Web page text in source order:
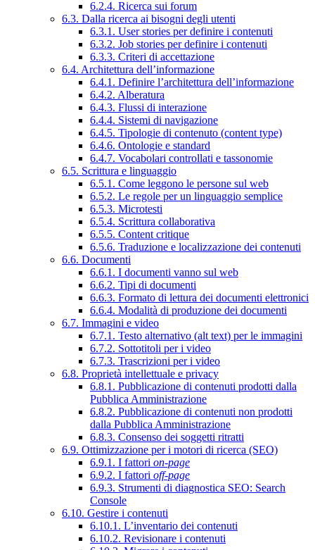
6.2.4. Ricerca sui forum
6.3. Dalla ricerca ai bisogni degli utenti
6.3.1. User stories per definire i contenuti
6.3.2. Job stories per definire i contenuti
6.3.3. Criteri di accettazione
6.4. Architettura dell’informazione
6.4.1. Definire l’architettura dell’informazione
6.4.2. Alberatura
6.4.3. Flussi di interazione
6.4.4. Sistemi di navigazione
6.4.5. Tipologie di contenuto (content type)
6.4.6. Ontologie e standard
6.4.7. Vocabolari controllati e tassonomie
6.5. Scrittura e linguaggio
6.5.1. Come leggono le persone sul web
6.5.2. Le regole per un linguaggio semplice
6.5.3. Microtesti
6.5.4. Scrittura collaborativa
6.5.5. Content critique
6.5.6. Traduzione e localizzazione dei contenuti
6.6. Documenti
6.6.1. I documenti vanno sul web
6.6.2. Tipi di documenti
6.6.3. Formato di lettura dei documenti elettronici
6.6.4. Modalità di produzione dei documenti
6.7. Immagini e video
6.7.1. Testo alternativo (alt text) per le immagini
6.7.2. Sottotitoli per i video
6.7.3. Trascrizioni per i video
6.8. Proprietà intellettuale e privacy
6.8.1. Pubblicazione di contenuti prodotti dalla
Pubblica Amministrazione
6.8.2. Pubblicazione di contenuti non prodotti
dalla Pubblica Amministrazione
6.8.3. Consenso dei soggetti ritratti
6.9. Ottimizzazione per i motori di ricerca (SEO)
6.9.1. I fattori on-page
6.9.2. I fattori off-page
6.9.3. Strumenti di diagnostica SEO: Search
Console
6.10. Gestire i contenuti
6.10.1. L’inventario dei contenuti
6.10.2. Revisionare i contenuti